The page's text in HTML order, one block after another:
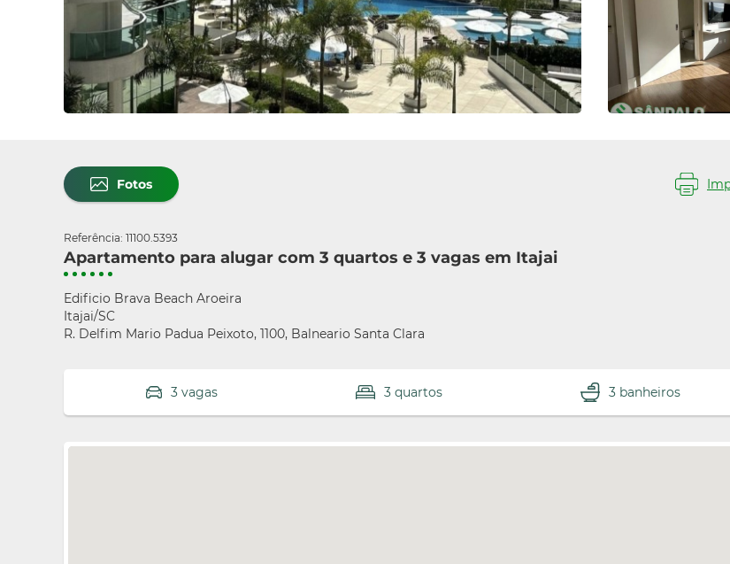
Fotos
Referência: 11100.5393
Apartamento para alugar com 3 quartos e 3 vagas em Itajai
Edificio Brava Beach Aroeira
Itajai/SC
R. Delfim Mario Padua Peixoto, 1100, Balneario Santa Clara
3 vagas 3 quartos 3 banheiros